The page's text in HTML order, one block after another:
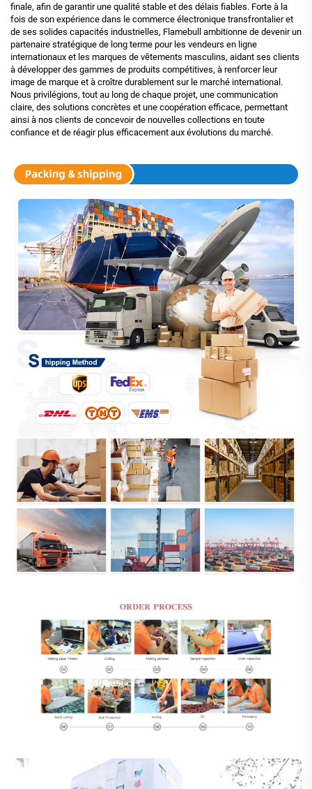
finale, afin de garantir une qualité stable et des délais fiables. Forte à la
fois de son expérience dans le commerce électronique transfrontalier et
de ses solides capacités industrielles, Flamebull ambitionne de devenir un
partenaire stratégique de long terme pour les vendeurs en ligne
internationaux et les marques de vêtements masculins, aidant ses clients
à développer des gammes de produits compétitives, à renforcer leur
image de marque et à croître durablement sur le marché international.
Nous privilégions, tout au long de chaque projet, une communication
claire, des solutions concrètes et une coopération efficace, permettant
ainsi à nos clients de concevoir de nouvelles collections en toute
confiance et de réagir plus efficacement aux évolutions du marché.